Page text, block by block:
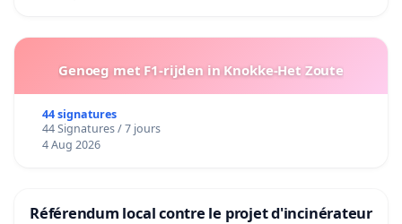
Genoeg met F1-rijden in Knokke-Het Zoute
44 signatures
44 Signatures / 7 jours
4 Aug 2026
Référendum local contre le projet d'incinérateur